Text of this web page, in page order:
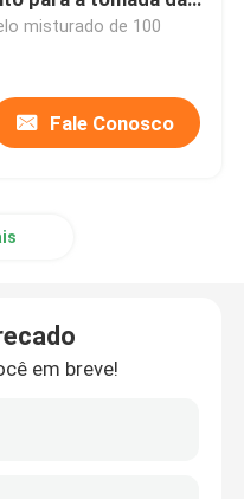
incêndio 80mm
misturado de 100
Fale Conosco
em breve!